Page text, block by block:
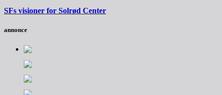
SFs visioner for Solrød Center
annonce